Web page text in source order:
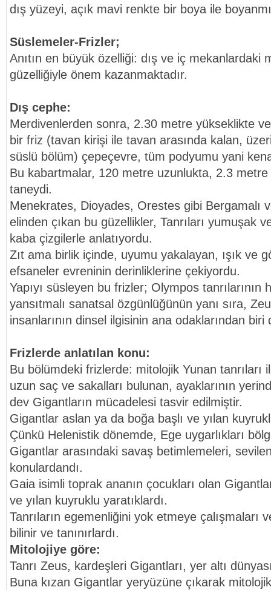
dış yüzeyi, açık mavi renkte bir boya ile
Süslemeler-Frizler;
Anıtın en büyük özelliği: dış ve iç mekanlardaki
güzelliğiyle önem kazanmaktadır.
Dış cephe:
Merdivenlerden sonra, 2.30 metre yükseklikte
bir friz (tavan kirişi ile tavan arasında kalan,
süslü bölüm) çepeçevre, tüm podyumu yani
Bu kabartmalar, 120 metre uzunlukta, 2.3
taneydi.
Menekrates, Dioyades, Orestes gibi Bergamalı
elinden çıkan bu güzellikler, Tanrıları yumuşak
kaba çizgilerle anlatıyordu.
Zıt ama birlik içinde, uyumu yakalayan, ışık ve
efsaneler evreninin derinliklerine çekiyordu.
Yapıyı süsleyen bu frizler; Olympos tanrılarının
yansıtmalı sanatsal özgünlüğünün yanı sıra,
insanlarının dinsel ilgisinin ana odaklarından
Frizlerde anlatılan konu:
Bu bölümdeki frizlerde: mitolojik Yunan tanrıları
uzun saç ve sakalları bulunan, ayaklarının
dev Gigantların mücadelesi tasvir edilmiştir.
Gigantlar aslan ya da boğa başlı ve yılan
Çünkü Helenistik dönemde, Ege uygarlıkları
Gigantlar arasındaki savaş betimlemeleri,
konulardandı.
Gaia isimli toprak ananın çocukları olan
ve yılan kuyruklu yaratıklardı.
Tanrıların egemenliğini yok etmeye çalışmaları
bilinir ve tanınırlardı.
Mitolojiye göre:
Tanrı Zeus, kardeşleri Gigantları, yer altı
Buna kızan Gigantlar yeryüzüne çıkarak